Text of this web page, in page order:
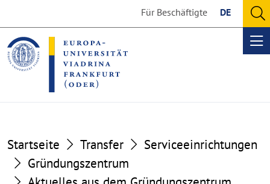
the
content
section
the
footer
section
Für Beschäftigte DE
Startseite Transfer
Serviceeinrichtungen
Gründungszentrum